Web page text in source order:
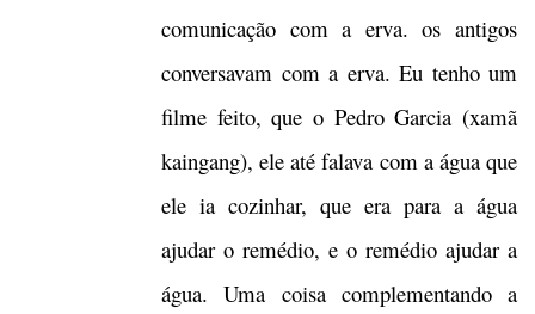
comunicação com a erva. os antigos
conversavam com a erva. Eu tenho um
filme feito, que o Pedro Garcia (xamã
kaingang), ele até falava com a água que
ele ia cozinhar, que era para a água
ajudar o remédio, e o remédio ajudar a
água. Uma coisa complementando a